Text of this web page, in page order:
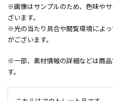
※画像はサンプルのため、色味や
ざいます。
※光の当たり具合や閲覧環境によ
がございます。
※一部、素材情報の詳細などは商
す。